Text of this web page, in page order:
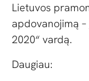
Lietuvos
apdovanojimą
2020“ vardą.
Daugiau: